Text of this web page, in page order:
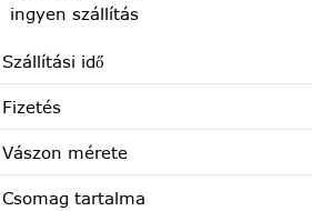
ingyen szállítás
Szállítási idő
Fizetés
Vászon mérete
Csomag tartalma